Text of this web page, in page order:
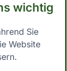
welche
Körper
zu
wichtig
Sie
Website